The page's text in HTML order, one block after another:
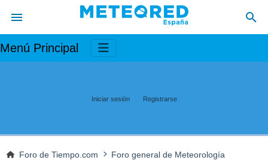
Menú Principal
Iniciar sesión Registrarse
Foro de Tiempo.com
Foro general de Meteorología